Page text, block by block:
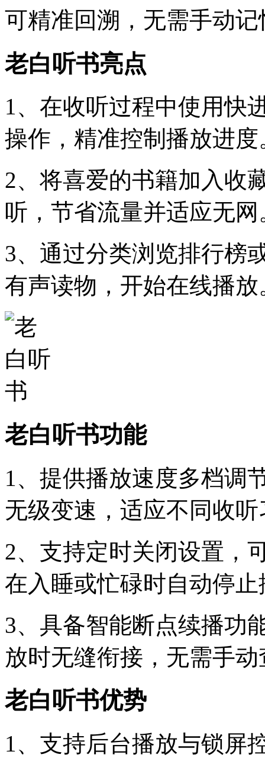
可精准回溯，无需手动
老白听书亮点
1、在收听过程中使用快
操作，精准控制播放进度
2、将喜爱的书籍加入收
听，节省流量并适应无网
3、通过分类浏览排行榜
有声读物，开始在线播放
老白听书功能
1、提供播放速度多档调
无级变速，适应不同收听
2、支持定时关闭设置，
在入睡或忙碌时自动停止
3、具备智能断点续播功
放时无缝衔接，无需手动
老白听书优势
1、支持后台播放与锁屏